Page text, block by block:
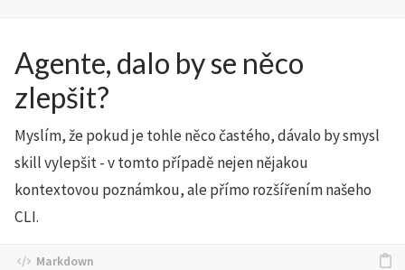
Agente, dalo by se něco
zlepšit?
Myslím, že pokud je tohle něco častého, dávalo by smysl
skill vylepšit - v tomto případě nejen nějakou
kontextovou poznámkou, ale přímo rozšířením našeho
CLI.